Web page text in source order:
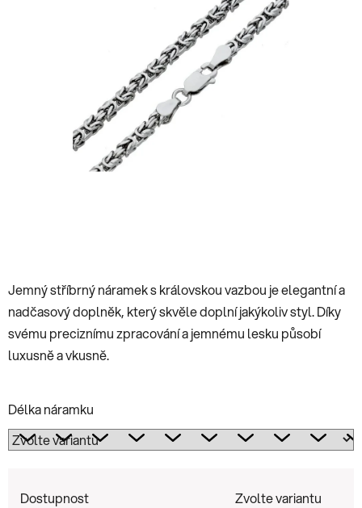
Jemný stříbrný náramek s královskou vazbou je elegantní a
nadčasový doplněk, který skvěle doplní jakýkoliv styl. Díky
svému preciznímu zpracování a jemnému lesku působí
luxusně a vkusně.
Délka náramku
Dostupnost
Zvolte variantu